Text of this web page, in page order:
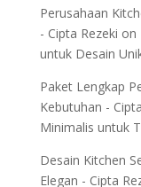
Perusahaan
- Cipta Rezeki on
untuk Desain
Paket Lengkap
Kebutuhan -
Minimalis untuk
Desain Kitchen
Elegan - Cipta